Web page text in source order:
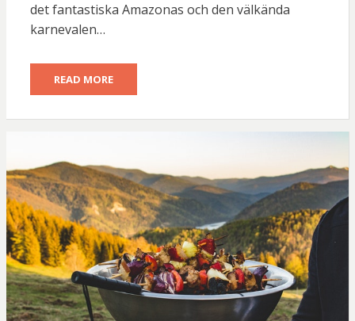
det fantastiska Amazonas och den välkända
karnevalen…
READ MORE